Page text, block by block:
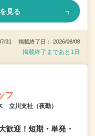
見る
31 掲載終了日： 2026/08/08
掲載終了まであと1日
フ
立川支社（夜勤）
歓迎！短期・単発・